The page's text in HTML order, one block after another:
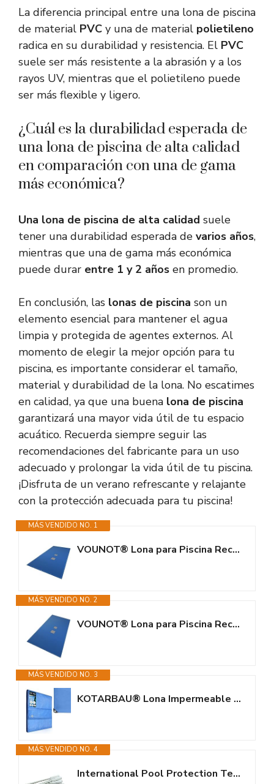
La diferencia principal entre una lona de piscina
de material PVC y una de material polietileno
radica en su durabilidad y resistencia. El PVC
suele ser más resistente a la abrasión y a los
rayos UV, mientras que el polietileno puede
ser más flexible y ligero.
¿Cuál es la durabilidad esperada de
una lona de piscina de alta calidad
en comparación con una de gama
más económica?
Una lona de piscina de alta calidad suele
tener una durabilidad esperada de varios años,
mientras que una de gama más económica
puede durar entre 1 y 2 años en promedio.
En conclusión, las lonas de piscina son un
elemento esencial para mantener el agua
limpia y protegida de agentes externos. Al
momento de elegir la mejor opción para tu
piscina, es importante considerar el tamaño,
material y durabilidad de la lona. No escatimes
en calidad, ya que una buena lona de piscina
garantizará una mayor vida útil de tu espacio
acuático. Recuerda siempre seguir las
recomendaciones del fabricante para un uso
adecuado y prolongar la vida útil de tu piscina.
¡Disfruta de un verano refrescante y relajante
con la protección adecuada para tu piscina!
MÁS VENDIDO NO. 1
VOUNOT® Lona para Piscina Rectangular 8 x 4 m, Cubierta Protectora PE de...
MÁS VENDIDO NO. 2
VOUNOT® Lona para Piscina Rectangular 10 x 5 m, Cubierta Protectora PE de...
MÁS VENDIDO NO. 3
KOTARBAU® Lona Impermeable Exterior - Polietileno - 5x8 m - Azul - 75 g/m2...
MÁS VENDIDO NO. 4
International Pool Protection Tensores para Lona de Piscina Regulables Kit...